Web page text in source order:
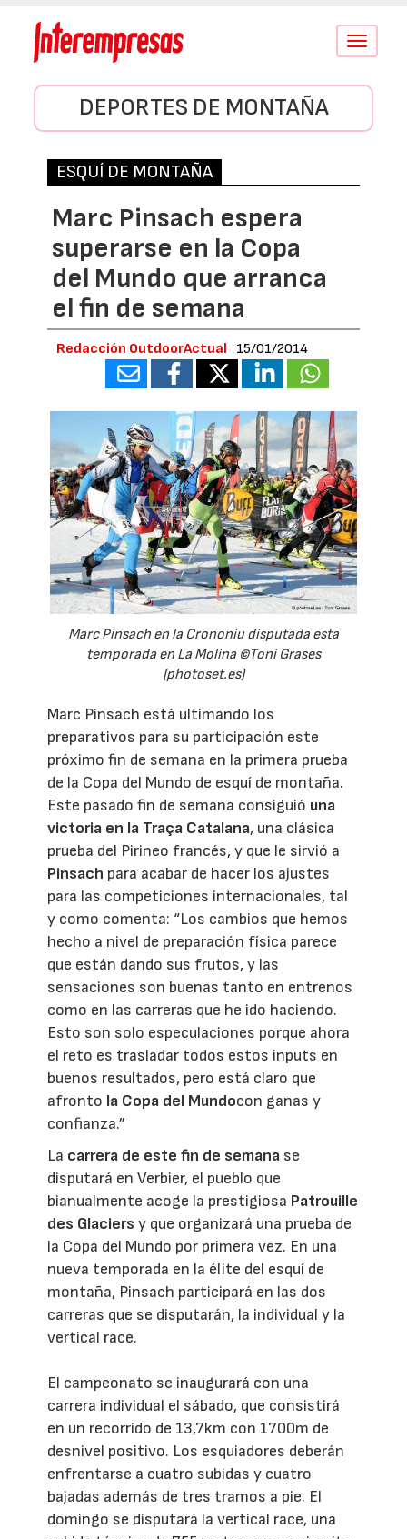
Conmutar
DEPORTES DE MONTAÑA
ESQUÍ DE MONTAÑA
Marc Pinsach espera
superarse en la Copa
del Mundo que arranca
el fin de semana
Redacción OutdoorActual 15/01/2014
Marc Pinsach en la Crononiu disputada esta
temporada en La Molina ©Toni Grases
(photoset.es)
Marc Pinsach está ultimando los
preparativos para su participación este
próximo fin de semana en la primera prueba
de la Copa del Mundo de esquí de montaña.
Este pasado fin de semana consiguió una
victoria en la Traça Catalana, una clásica
prueba del Pirineo francés, y que le sirvió a
Pinsach para acabar de hacer los ajustes
para las competiciones internacionales, tal
y como comenta: “Los cambios que hemos
hecho a nivel de preparación física parece
que están dando sus frutos, y las
sensaciones son buenas tanto en entrenos
como en las carreras que he ido haciendo.
Esto son solo especulaciones porque ahora
el reto es trasladar todos estos inputs en
buenos resultados, pero está claro que
afronto la Copa del Mundocon ganas y
confianza.”
La carrera de este fin de semana se
disputará en Verbier, el pueblo que
bianualmente acoge la prestigiosa Patrouille
des Glaciers y que organizará una prueba de
la Copa del Mundo por primera vez. En una
nueva temporada en la élite del esquí de
montaña, Pinsach participará en las dos
carreras que se disputarán, la individual y la
vertical race.
El campeonato se inaugurará con una
carrera individual el sábado, que consistirá
en un recorrido de 13,7km con 1700m de
desnivel positivo. Los esquiadores deberán
enfrentarse a cuatro subidas y cuatro
bajadas además de tres tramos a pie. El
domingo se disputará la vertical race, una